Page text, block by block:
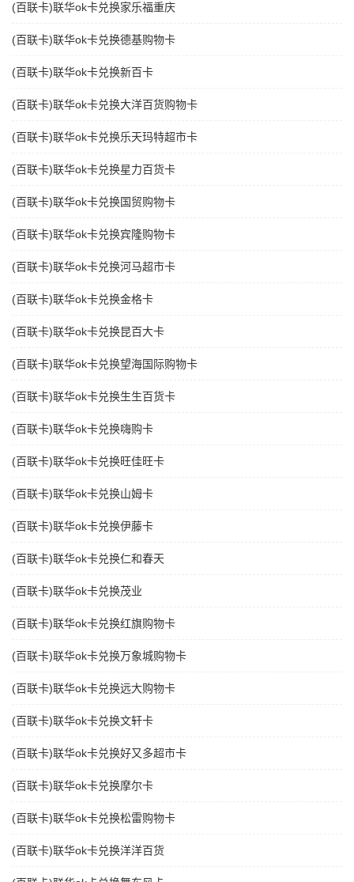
(百联卡)联华ok卡兑换家乐福重庆
(百联卡)联华ok卡兑换德基购物卡
(百联卡)联华ok卡兑换新百卡
(百联卡)联华ok卡兑换大洋百货购物卡
(百联卡)联华ok卡兑换乐天玛特超市卡
(百联卡)联华ok卡兑换星力百货卡
(百联卡)联华ok卡兑换国贸购物卡
(百联卡)联华ok卡兑换宾隆购物卡
(百联卡)联华ok卡兑换河马超市卡
(百联卡)联华ok卡兑换金格卡
(百联卡)联华ok卡兑换昆百大卡
(百联卡)联华ok卡兑换望海国际购物卡
(百联卡)联华ok卡兑换生生百货卡
(百联卡)联华ok卡兑换嗨购卡
(百联卡)联华ok卡兑换旺佳旺卡
(百联卡)联华ok卡兑换山姆卡
(百联卡)联华ok卡兑换伊藤卡
(百联卡)联华ok卡兑换仁和春天
(百联卡)联华ok卡兑换茂业
(百联卡)联华ok卡兑换红旗购物卡
(百联卡)联华ok卡兑换万象城购物卡
(百联卡)联华ok卡兑换远大购物卡
(百联卡)联华ok卡兑换文轩卡
(百联卡)联华ok卡兑换好又多超市卡
(百联卡)联华ok卡兑换摩尔卡
(百联卡)联华ok卡兑换松雷购物卡
(百联卡)联华ok卡兑换洋洋百货